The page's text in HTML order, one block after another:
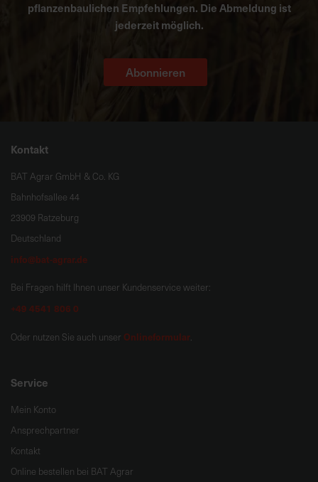
pflanzenbaulichen Empfehlungen. Die Abmeldung ist
jederzeit möglich.
Abonnieren
Kontakt
BAT Agrar GmbH & Co. KG
Bahnhofsallee 44
23909 Ratzeburg
Deutschland
info@bat-agrar.de
Bei Fragen hilft Ihnen unser Kundenservice weiter:
+49 4541 806 0
Oder nutzen Sie auch unser Onlineformular.
Service
Mein Konto
Ansprechpartner
Kontakt
Online bestellen bei BAT Agrar